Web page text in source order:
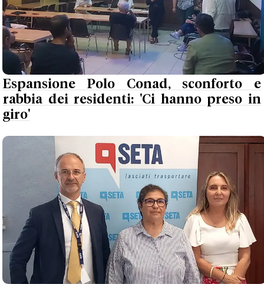
Espansione Polo Conad, sconforto e
rabbia dei residenti: 'Ci hanno preso in
giro'